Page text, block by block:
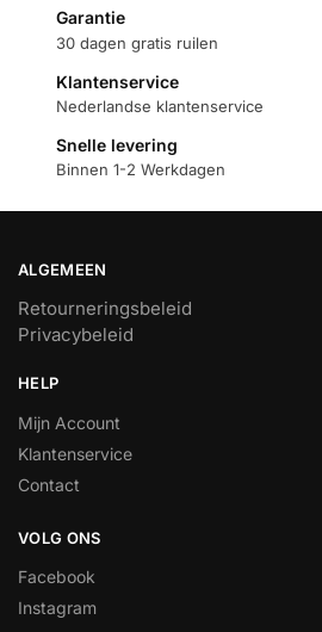
Garantie
30 dagen gratis ruilen
Klantenservice
Nederlandse klantenservice
Snelle levering
Binnen 1-2 Werkdagen
ALGEMEEN
Retourneringsbeleid
Privacybeleid
HELP
Mijn Account
Klantenservice
Contact
VOLG ONS
Facebook
Instagram